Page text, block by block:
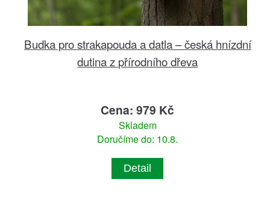
Budka pro strakapouda a datla – česká hnízdní
dutina z přírodního dřeva
Cena: 979 Kč
Skladem
Doručíme do: 10.8.
Detail